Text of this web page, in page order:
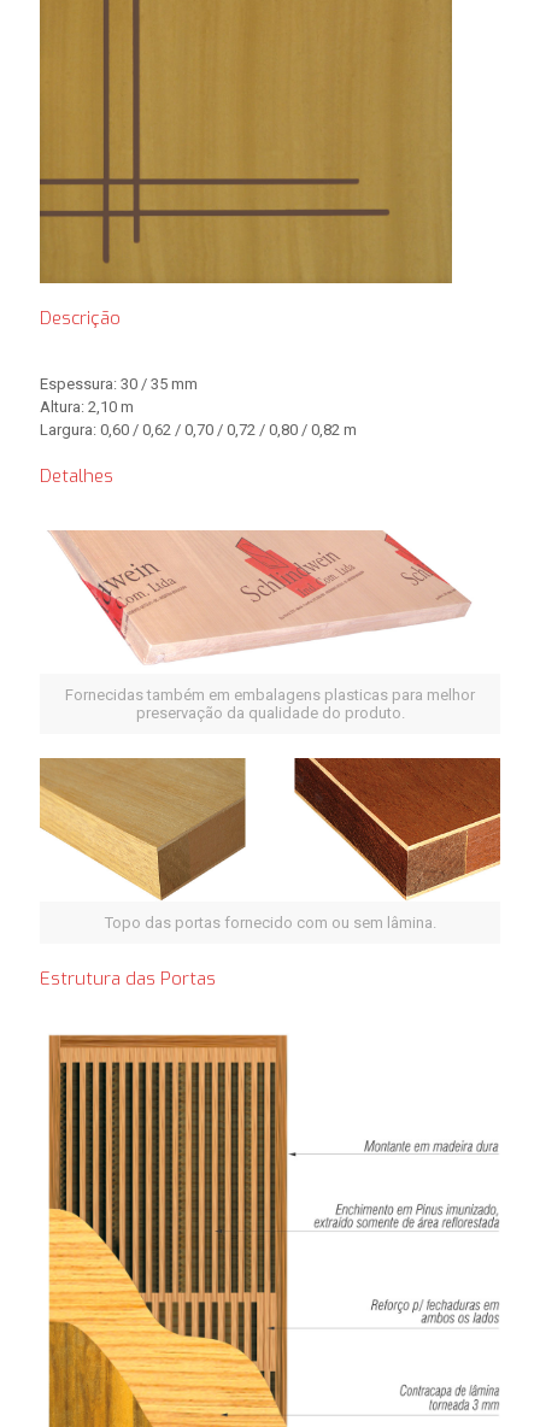
Descrição
Espessura: 30 / 35 mm
Altura: 2,10 m
Largura: 0,60 / 0,62 / 0,70 / 0,72 / 0,80 / 0,82 m
Detalhes
Fornecidas também em embalagens plasticas para melhor
preservação da qualidade do produto.
Topo das portas fornecido com ou sem lâmina.
Estrutura das Portas